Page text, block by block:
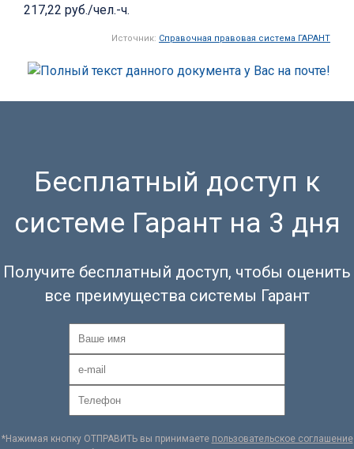
217,22 руб./чел.-ч.
Источник: Справочная правовая система ГАРАНТ
Бесплатный доступ к
системе Гарант на 3 дня
Получите бесплатный доступ, чтобы оценить
все преимущества системы Гарант
*Нажимая кнопку ОТПРАВИТЬ вы принимаете пользовательское соглашение